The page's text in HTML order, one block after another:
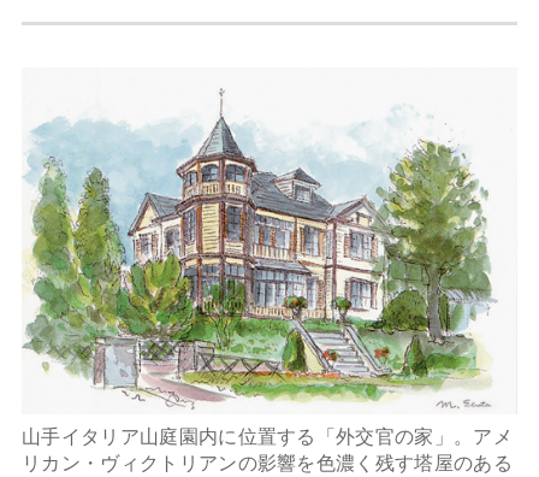
山手イタリア山庭園内に位置する「外交官の家」。アメ
リカン・ヴィクトリアンの影響を色濃く残す塔屋のある